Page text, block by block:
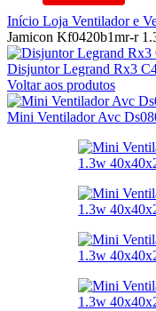
Início Loja Ventilador e
Jamicon Kf0420b1mr-r
Disjuntor Legrand Rx3
Voltar aos produtos
Mini Ventilador Avc